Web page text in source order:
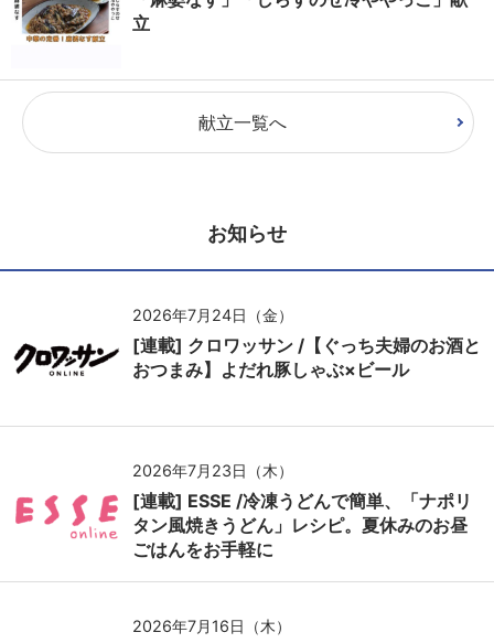
立
献立一覧へ
お知らせ
2026年7月24日（金）
[連載] クロワッサン /【ぐっち夫婦のお酒と
おつまみ】よだれ豚しゃぶ×ビール
2026年7月23日（木）
[連載] ESSE /冷凍うどんで簡単、「ナポリ
タン風焼きうどん」レシピ。夏休みのお昼
ごはんをお手軽に
2026年7月16日（木）